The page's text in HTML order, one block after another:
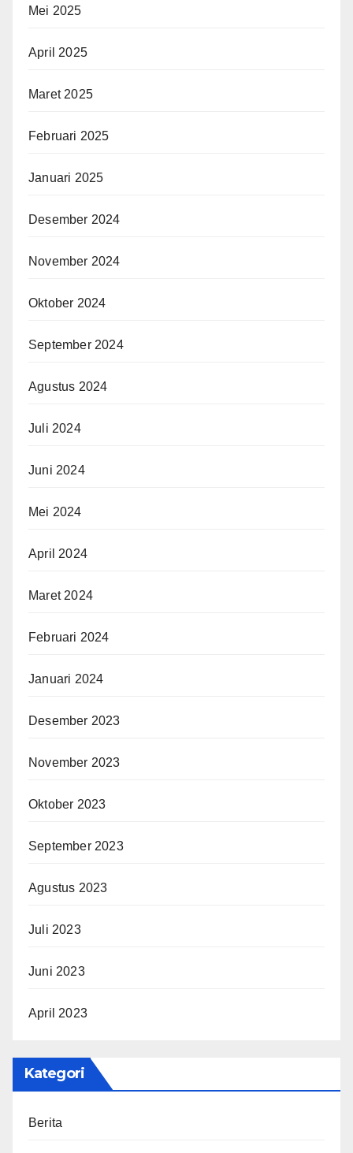
Mei 2025
April 2025
Maret 2025
Februari 2025
Januari 2025
Desember 2024
November 2024
Oktober 2024
September 2024
Agustus 2024
Juli 2024
Juni 2024
Mei 2024
April 2024
Maret 2024
Februari 2024
Januari 2024
Desember 2023
November 2023
Oktober 2023
September 2023
Agustus 2023
Juli 2023
Juni 2023
April 2023
Kategori
Berita